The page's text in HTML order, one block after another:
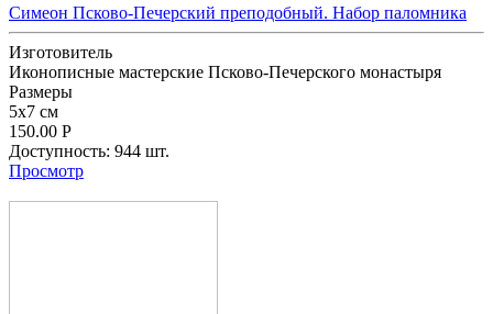
Симеон Псково-Печерский преподобный. Набор паломника
Изготовитель
Иконописные мастерские Псково-Печерского монастыря
Размеpы
5x7 см
150.00 Р
Доступность: 944 шт.
Просмотр